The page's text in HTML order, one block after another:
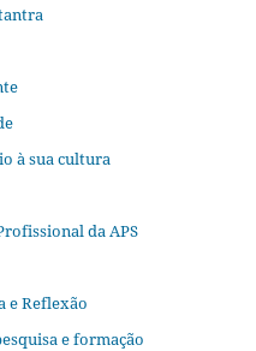
à sua cultura
da APS
e Reflexão
e formação